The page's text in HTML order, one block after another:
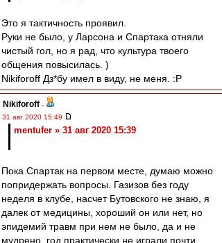
Это я тактичность проявил.
Руки не было, у Ларсона и Спартака отняли
чистый гол, но я рад, что культура твоего
общения повысилась. )
Nikiforoff Дз*бу имел в виду, не меня. :Р
Nikiforoff -
31 авг 2020 15:49
mentufer » 31 авг 2020 15:39
Пока Спартак на первом месте, думаю можно
попридержать вопросы. Газизов без году
неделя в клубе, насчет Бутовского не знаю, я
далек от медицины, хороший он или нет, но
эпидемий травм при нем не было, да и не
мудрено, год практически не играли почти.